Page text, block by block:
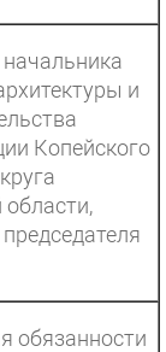
и
Копейского
обязанности